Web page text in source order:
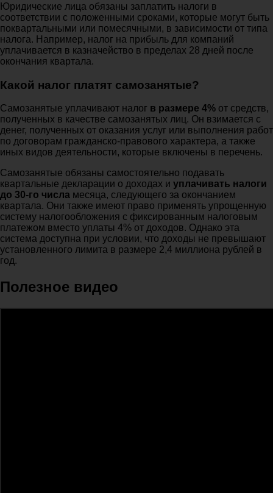
Юридические лица обязаны заплатить налоги в
соответствии с положенными сроками, которые могут быть
поквартальными или помесячными, в зависимости от типа
налога. Например, налог на прибыль для компаний
уплачивается в казначейство в пределах 28 дней после
окончания квартала.
Какой налог платят самозанятые?
Самозанятые уплачивают налог в размере 4% от средств,
полученных в качестве самозанятых лиц. Он взимается с
денег, полученных от оказания услуг или выполнения работ
по договорам гражданско-правового характера, а также
иных видов деятельности, которые включены в перечень.
Самозанятые обязаны самостоятельно подавать
квартальные декларации о доходах и уплачивать налоги
до 30-го числа месяца, следующего за окончанием
квартала. Они также имеют право применять упрощенную
систему налогообложения с фиксированным налоговым
платежом вместо уплаты 4% от доходов. Однако эта
система доступна при условии, что доходы не превышают
установленного лимита в размере 2,4 миллиона рублей в
год.
Полезное видео